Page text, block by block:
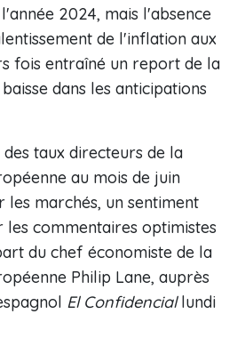
2024, mais l'absence
de l'inflation aux
fois entraîné un report de la
dans les anticipations
des taux directeurs de la
au mois de juin
les marchés, un sentiment
commentaires optimistes
du chef économiste de la
Philip Lane, auprès
El Confidenciallundi